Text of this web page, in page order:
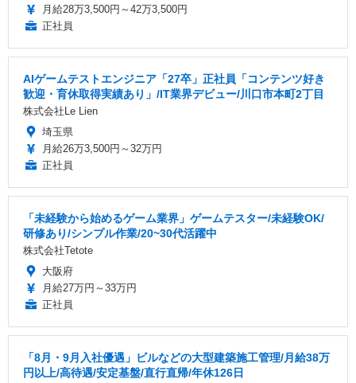
月給28万3,500円～42万3,500円
正社員
AIゲームテストエンジニア「27卒」正社員「コンテンツ好き
歓迎・育休取得実績あり」/IT業界デビュー/川口市本町2丁目
株式会社Le Lien
埼玉県
月給26万3,500円～32万円
正社員
「未経験から始めるゲーム業界」ゲームテスター/未経験OK/
研修あり/シンプル作業/20~30代活躍中
株式会社Tetote
大阪府
月給27万円～33万円
正社員
「8月・9月入社優遇」ビルなどの大型建築施工管理/月給38万
円以上/高待遇/安定基盤/直行直帰/年休126日